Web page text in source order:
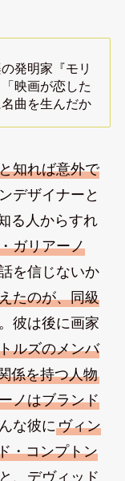
発明家『モリ
映画が恋した
曲を生んだか
知れば意外で
デザイナーと
る人からすれ
ガリアーノ
を信じないか
たのが、同級
彼は後に画家
ルズのメンバ
係を持つ人物
ノはブランド
な彼にヴィン
・コンプトン
、デヴィッド